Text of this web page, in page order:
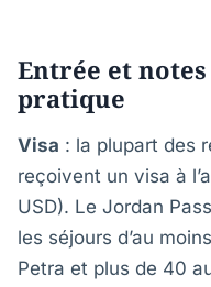
Entrée et
pratique
Visa : la plupart des
reçoivent un visa à
USD). Le Jordan
les séjours d’au
Petra et plus de 40